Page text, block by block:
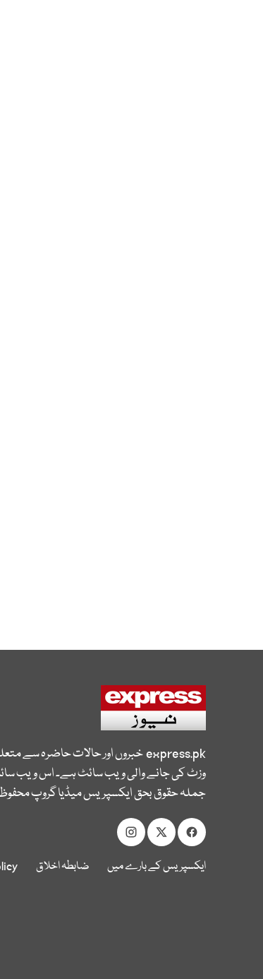
express.pkخبروں اور حالات حاضرہ سے
وزٹ کی جانے والی ویب سائٹ ہے۔ اس ویب
جملہ حقوق بحق ایکسپریس میڈیا گروپ
ایکسپریس کے بارے میں ضابطہ اخلاق